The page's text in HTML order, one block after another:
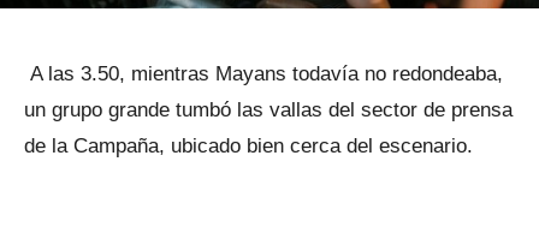
A las 3.50, mientras Mayans todavía no redondeaba,
un grupo grande tumbó las vallas del sector de prensa
de la Campaña, ubicado bien cerca del escenario.